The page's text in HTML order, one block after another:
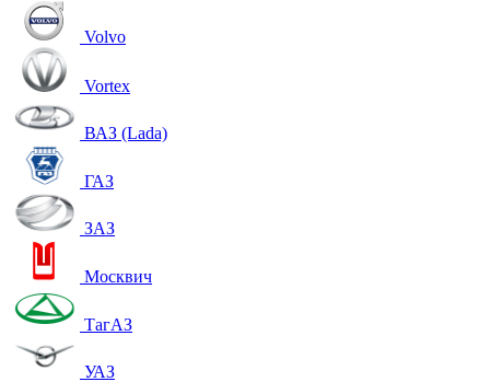
Volvo
Vortex
ВАЗ (Lada)
ГАЗ
ЗАЗ
Москвич
ТагАЗ
УАЗ